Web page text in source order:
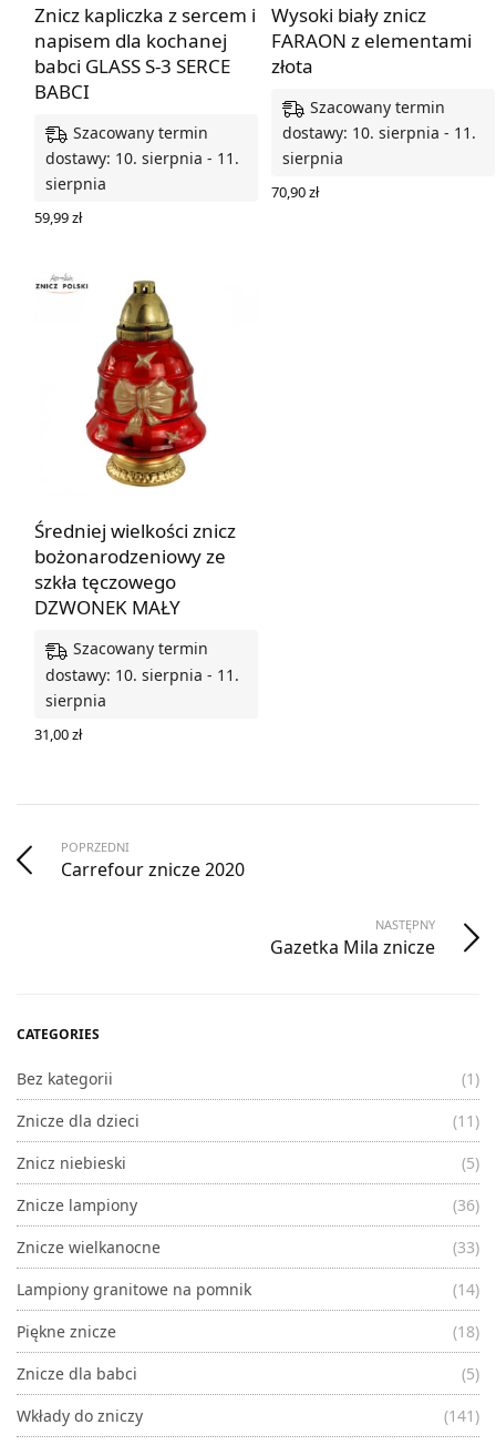
Znicz kapliczka z sercem i
napisem dla kochanej
babci GLASS S-3 SERCE
BABCI
Szacowany termin
dostawy: 10. sierpnia - 11.
sierpnia
59,99zł
Wysoki biały znicz
FARAON z elementami
złota
Szacowany termin
dostawy: 10. sierpnia - 11.
sierpnia
70,90zł
Średniej wielkości znicz
bożonarodzeniowy ze
szkła tęczowego
DZWONEK MAŁY
Szacowany termin
dostawy: 10. sierpnia - 11.
sierpnia
31,00zł
POPRZEDNI
Carrefour znicze 2020
NASTĘPNY
Gazetka Mila znicze
CATEGORIES
Bez kategorii
(1)
Znicze dla dzieci
(11)
Znicz niebieski
(5)
Znicze lampiony
(36)
Znicze wielkanocne
(33)
Lampiony granitowe na pomnik
(14)
Piękne znicze
(18)
Znicze dla babci
(5)
Wkłady do zniczy
(141)